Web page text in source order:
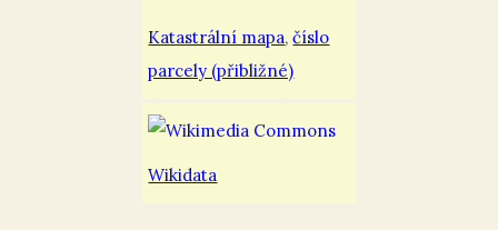
Katastrální mapa,číslo
parcely (přibližné)
Wikidata